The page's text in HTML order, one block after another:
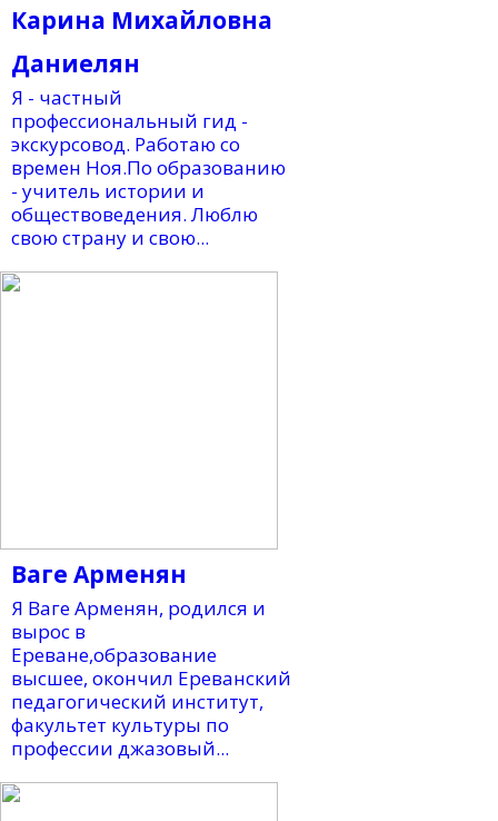
Карина Михайловна
Даниелян
Я - частный
профессиональный гид -
экскурсовод. Работаю со
времен Ноя.По образованию
- учитель истории и
обществоведения. Люблю
свою страну и свою...
Ваге Арменян
Я Ваге Арменян, родился и
вырос в
Ереване,образование
высшее, окончил Ереванский
педагогический институт,
факультет культуры по
профессии джазовый...